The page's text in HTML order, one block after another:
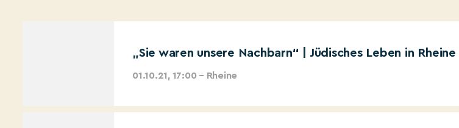
„Sie waren unsere Nachbarn“ | Jüdisches Leben in Rheine
01.10.21, 17:00 – Rheine